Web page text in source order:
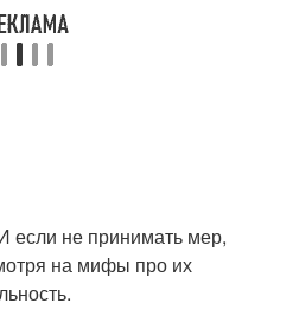
если не принимать мер,
на мифы про их